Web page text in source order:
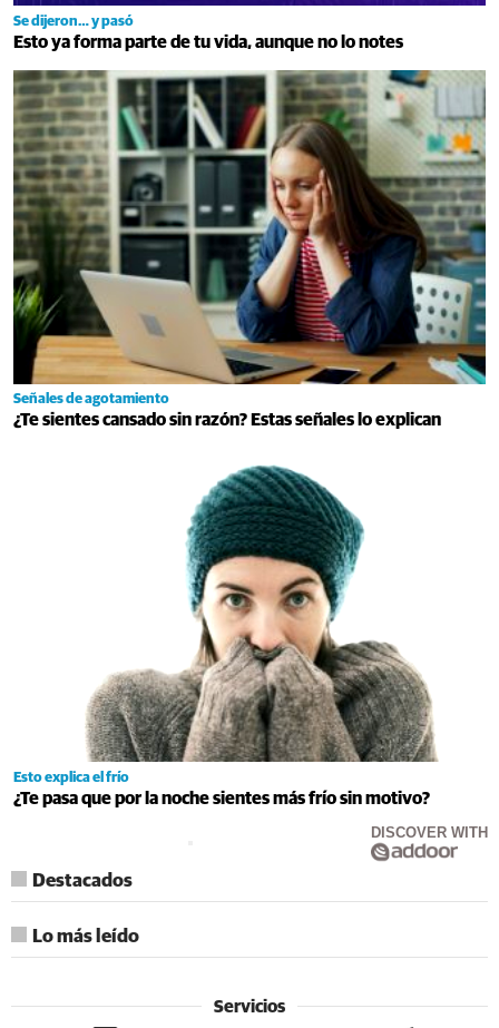
Se dijeron… y pasó
Esto ya forma parte de tu vida, aunque no lo notes
Señales de agotamiento
¿Te sientes cansado sin razón? Estas señales lo explican
Esto explica el frío
¿Te pasa que por la noche sientes más frío sin motivo?
DISCOVER WITH
Destacados
Lo más leído
Servicios